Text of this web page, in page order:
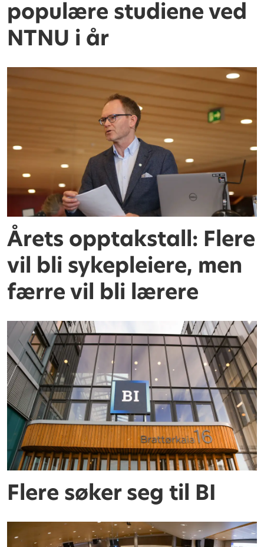
populære studiene ved
NTNU i år
Årets opptakstall: Flere
vil bli sykepleiere, men
færre vil bli lærere
Flere søker seg til BI